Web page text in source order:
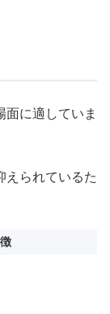
に適していま
えられているた